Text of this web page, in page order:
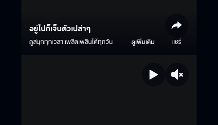
อยู่ไปก็เจ็บตัวเปล่าๆ
ดูสนุกทุกเวลา เพลิดเพลินได้ทุกวัน ดูเพิ่มเติม แชร์